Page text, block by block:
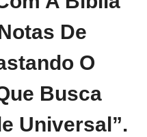
De
O
Busca
Universal”.